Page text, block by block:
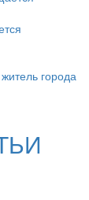
города